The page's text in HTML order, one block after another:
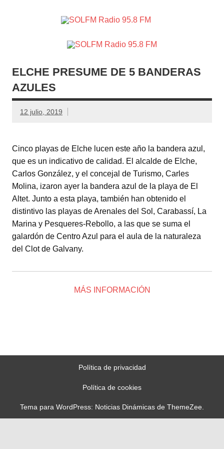
Crevillente, Radio en Vega Baja y Radio en el Medio
Vinalopó
ELCHE PRESUME DE 5 BANDERAS
AZULES
12 julio, 2019
Cinco playas de Elche lucen este año la bandera azul,
que es un indicativo de calidad. El alcalde de Elche,
Carlos González, y el concejal de Turismo, Carles
Molina, izaron ayer la bandera azul de la playa de El
Altet. Junto a esta playa, también han obtenido el
distintivo las playas de Arenales del Sol, Carabassí, La
Marina y Pesqueres-Rebollo, a las que se suma el
galardón de Centro Azul para el aula de la naturaleza
del Clot de Galvany.
MÁS INFORMACIÓN
Política de privacidad
Política de cookies
Tema para WordPress: Noticias Dinámicas de ThemeZee.